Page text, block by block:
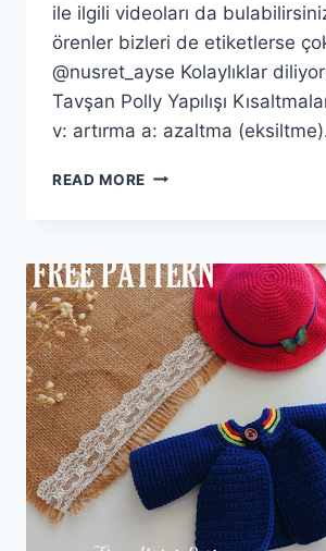
ile ilgili videoları da
örenler bizleri de etiketlerse
@nusret_ayse Kolaylıklar
Tavşan Polly Yapılışı
v: artırma a: azaltma
READ MORE AMIGURUMI
AMIGURUMI
BUNNY
POLLY
FREE
PATTERN